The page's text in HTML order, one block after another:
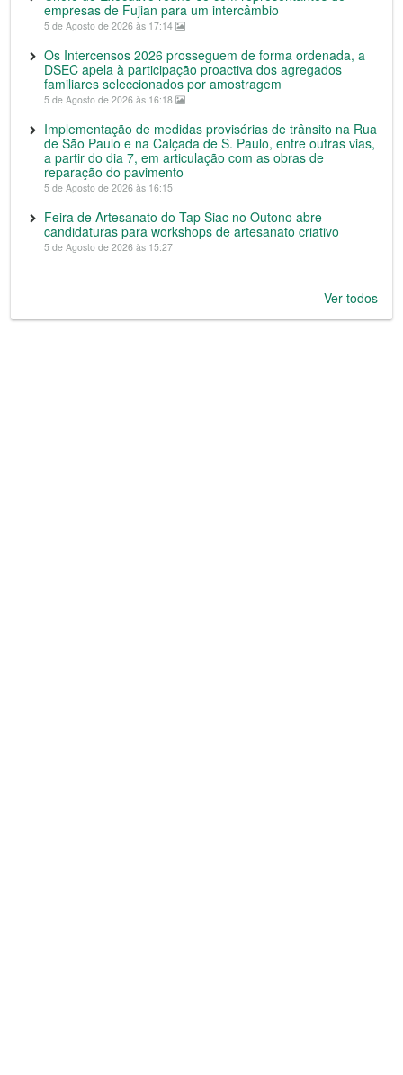
empresas de Fujian para um intercâmbio
5 de Agosto de 2026 às 17:14
Os Intercensos 2026 prosseguem de forma ordenada, a
DSEC apela à participação proactiva dos agregados
familiares seleccionados por amostragem
5 de Agosto de 2026 às 16:18
Implementação de medidas provisórias de trânsito na Rua
de São Paulo e na Calçada de S. Paulo, entre outras vias,
a partir do dia 7, em articulação com as obras de
reparação do pavimento
5 de Agosto de 2026 às 16:15
Feira de Artesanato do Tap Siac no Outono abre
candidaturas para workshops de artesanato criativo
5 de Agosto de 2026 às 15:27
Ver todos